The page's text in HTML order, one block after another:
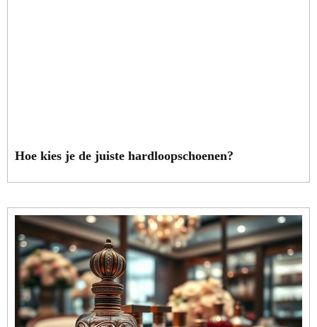
Hoe kies je de juiste hardloopschoenen?